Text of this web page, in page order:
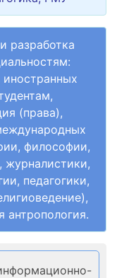
разработка
иностранных
(права),
философии,
журналистики,
педагогики,
антропология.